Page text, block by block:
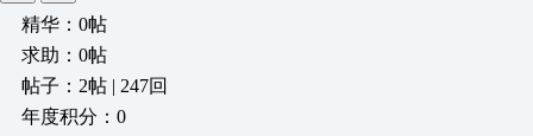
精华：0帖
求助：0帖
帖子：2帖 | 247回
年度积分：0